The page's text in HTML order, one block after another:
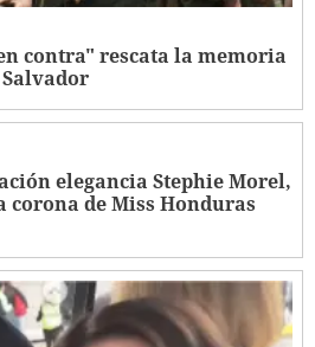
contra" rescata la memoria
elegancia Stephie Morel,
corona de Miss Honduras